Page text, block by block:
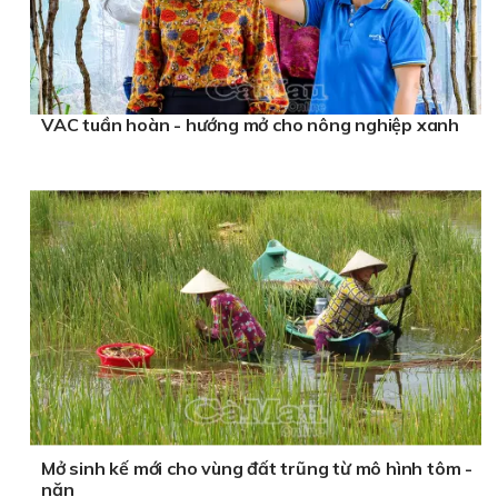
VAC tuần hoàn - hướng mở cho nông nghiệp xanh
Mở sinh kế mới cho vùng đất trũng từ mô hình tôm -
năn